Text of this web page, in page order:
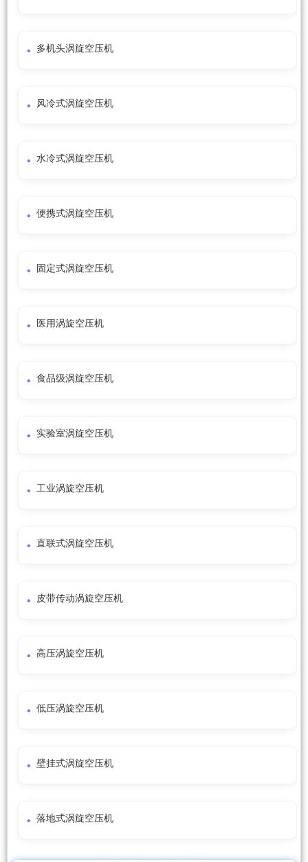
多机头涡旋空压机
风冷式涡旋空压机
水冷式涡旋空压机
便携式涡旋空压机
固定式涡旋空压机
医用涡旋空压机
食品级涡旋空压机
实验室涡旋空压机
工业涡旋空压机
直联式涡旋空压机
皮带传动涡旋空压机
高压涡旋空压机
低压涡旋空压机
壁挂式涡旋空压机
落地式涡旋空压机